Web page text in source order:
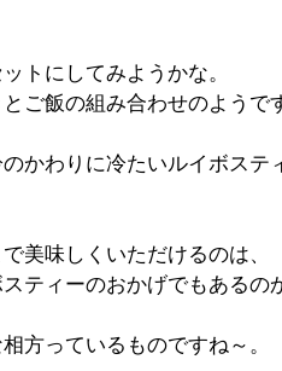
トにしてみようかな。
ご飯の組み合わせのようで
かわりに冷たいルイボステ
美味しくいただけるのは、
ティーのおかげでもあるの
方っているものですね～。